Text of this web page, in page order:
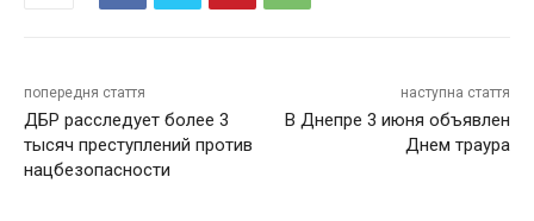
попередня стаття
ДБР расследует более 3
тысяч преступлений против
нацбезопасности
наступна стаття
В Днепре 3 июня объявлен
Днем траура